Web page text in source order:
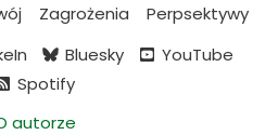
Zagrożenia
Perpsektywy
Bluesky
YouTube
Spotify
autorze